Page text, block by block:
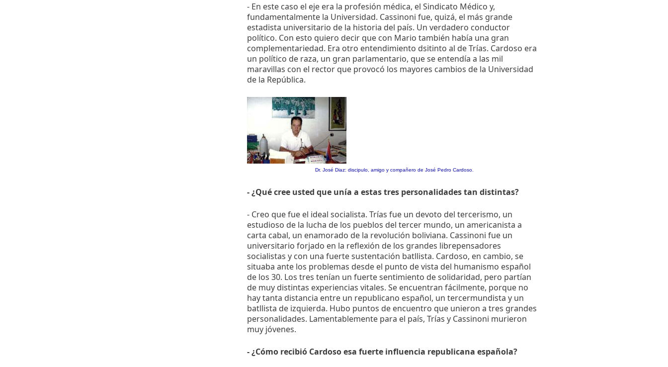
- En este caso el eje era la profesión médica, el Sindicato Médico y,
fundamentalmente la Universidad. Cassinoni fue, quizá, el más grande
estadista universitario de la historia del país. Un verdadero conductor
político. Con esto quiero decir que con Mario también había una gran
complementariedad. Era otro entendimiento dsitinto al de Trías. Cardoso era
un político de raza, un gran parlamentario, que se entendía a las mil
maravillas con el rector que provocó los mayores cambios de la Universidad
de la República.
Dr. José Diaz: discipulo, amigo y compañero de José Pedro Cardoso.
- ¿Qué cree usted que unía a estas tres personalidades tan distintas?
- Creo que fue el ideal socialista. Trías fue un devoto del tercerismo, un
estudioso de la lucha de los pueblos del tercer mundo, un americanista a
carta cabal, un enamorado de la revolución boliviana. Cassinoni fue un
universitario forjado en la reflexión de los grandes librepensadores
socialistas y con una fuerte sustentación batllista. Cardoso, en cambio, se
situaba ante los problemas desde el punto de vista del humanismo español
de los 30. Los tres tenían un fuerte sentimiento de solidaridad, pero partían
de muy distintas experiencias vitales. Se encuentran fácilmente, porque no
hay tanta distancia entre un republicano español, un tercermundista y un
batllista de izquierda. Hubo puntos de encuentro que unieron a tres grandes
personalidades. Lamentablemente para el país, Trías y Cassinoni murieron
muy jóvenes.
- ¿Cómo recibió Cardoso esa fuerte influencia republicana española?